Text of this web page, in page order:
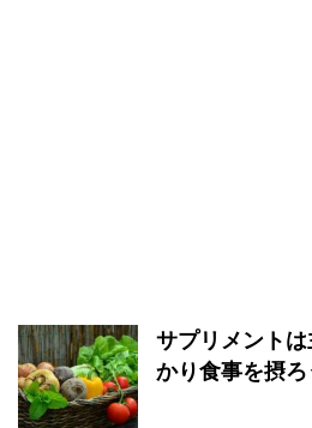
サプリメント
かり食事を摂ろ